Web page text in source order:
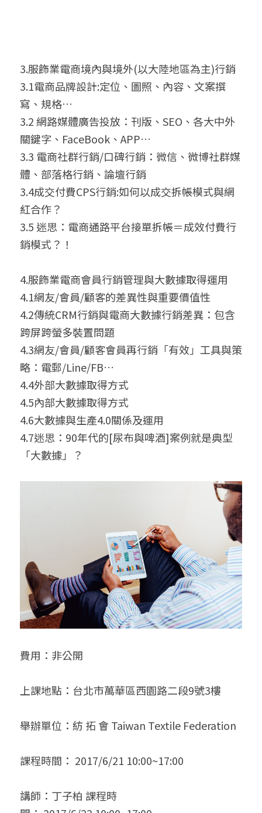
3.服飾業電商境內與境外(以大陸地區為主)行銷
3.1電商品牌設計:定位、圖照、內容、文案撰
寫、規格…
3.2 網路媒體廣告投放：刊版、SEO、各大中外
關鍵字、FaceBook、APP…
3.3 電商社群行銷/口碑行銷：微信、微博社群媒
體、部落格行銷、論壇行銷
3.4成交付費CPS行銷:如何以成交拆帳模式與網
紅合作？
3.5 迷思：電商通路平台接單拆帳＝成效付費行
銷模式？！
4.服飾業電商會員行銷管理與大數據取得運用
4.1網友/會員/顧客的差異性與重要價值性
4.2傳統CRM行銷與電商大數據行銷差異：包含
跨屏跨螢多裝置問題
4.3網友/會員/顧客會員再行銷「有效」工具與策
略：電郵/Line/FB…
4.4外部大數據取得方式
4.5內部大數據取得方式
4.6大數據與生產4.0關係及運用
4.7迷思：90年代的[尿布與啤酒]案例就是典型
「大數據」？
費用：非公開
上課地點：台北市萬華區西園路二段9號3樓
舉辦單位：紡 拓 會 Taiwan Textile Federation
課程時間： 2017/6/21 10:00~17:00
講師：丁子柏 課程時